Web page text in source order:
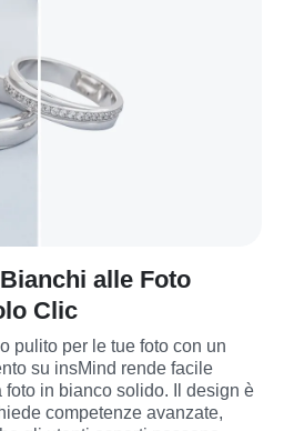
alle Foto
Clic
pulito per le tue foto con un
su insMind rende facile
in bianco solido. Il design è
competenze avanzate,